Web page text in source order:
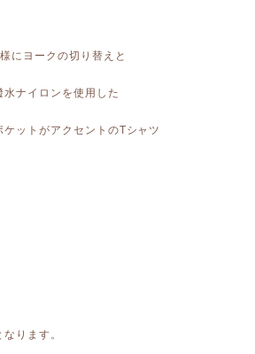
にヨークの切り替えと
ナイロンを使用した
ットがアクセントのTシャツ
ります。